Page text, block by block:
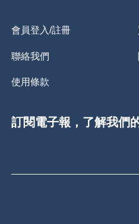
會員登入/註冊
聯絡我們
使用條款
訂閱電子報，了解我們